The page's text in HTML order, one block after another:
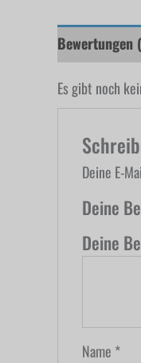
Bewertungen
Es gibt noch
Deine E-
Deine
Deine
Name *